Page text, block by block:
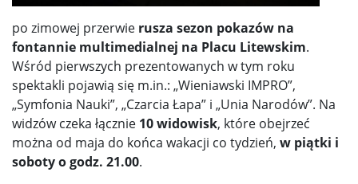
po zimowej przerwie rusza sezon pokazów na
fontannie multimedialnej na Placu Litewskim.
Wśród pierwszych prezentowanych w tym roku
spektakli pojawią się m.in.: „Wieniawski IMPRO”,
„Symfonia Nauki”, „Czarcia Łapa” i „Unia Narodów”. Na
widzów czeka łącznie 10 widowisk, które obejrzeć
można od maja do końca wakacji co tydzień, w piątki i
soboty o godz. 21.00.